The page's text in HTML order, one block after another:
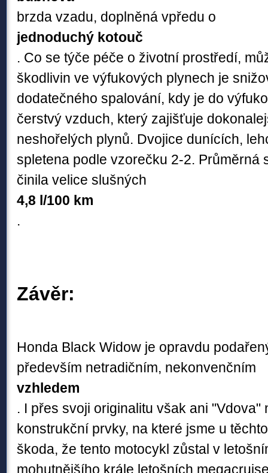
brzda vzadu, doplněná vpředu o
jednoduchý kotouč
. Co se týče péče o životní prostředí,
škodlivin ve výfukových plynech je
dodatečného spalování, kdy je do
čerstvý vzduch, který zajišťuje
neshořelých plynů. Dvojice dunících,
spletena podle vzorečku 2-2. Průměrná
činila velice slušných
4,8 l/100 km
.
Závěr:
Honda Black Widow je opravdu
především netradičním, nekonvenčním
vzhledem
. I přes svoji originalitu však ani "Vdova"
konstrukční prvky, na které jsme u
škoda, že tento motocykl zůstal v
mohutnějšího krále letošních